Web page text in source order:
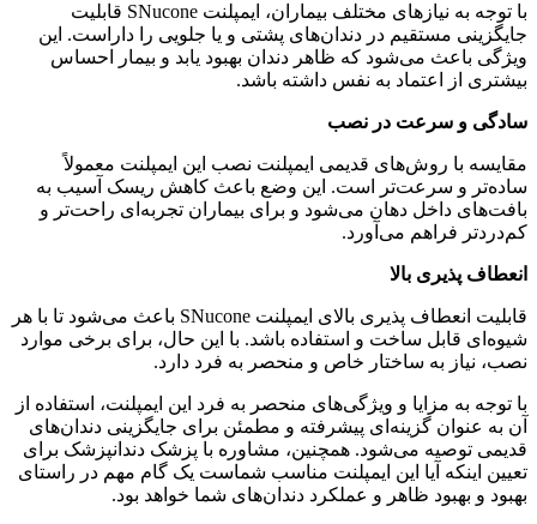
با توجه به نیازهای مختلف بیماران، ایمپلنت SNucone قابلیت
جایگزینی مستقیم در دندان‌های پشتی و یا جلویی را داراست. این
ویژگی باعث می‌شود که ظاهر دندان بهبود یابد و بیمار احساس
بیشتری از اعتماد به نفس داشته باشد.
سادگی و سرعت در نصب
مقایسه با روش‌های قدیمی ایمپلنت نصب این ایمپلنت معمولاً
ساده‌تر و سرعت‌تر است. این وضع باعث کاهش ریسک آسیب به
بافت‌های داخل دهان می‌شود و برای بیماران تجربه‌ای راحت‌تر و
کم‌دردتر فراهم می‌آورد.
انعطاف پذیری بالا
قابلیت انعطاف پذیری بالای ایمپلنت SNucone باعث می‌شود تا با هر
شیوه‌ای قابل ساخت و استفاده باشد. با این حال، برای برخی موارد
نصب، نیاز به ساختار خاص و منحصر به فرد دارد.
با توجه به مزایا و ویژگی‌های منحصر به فرد این ایمپلنت، استفاده از
آن به عنوان گزینه‌ای پیشرفته و مطمئن برای جایگزینی دندان‌های
قدیمی توصیه می‌شود. همچنین، مشاوره با پزشک دندانپزشک برای
تعیین اینکه آیا این ایمپلنت مناسب شماست یک گام مهم در راستای
بهبود و بهبود ظاهر و عملکرد دندان‌های شما خواهد بود.